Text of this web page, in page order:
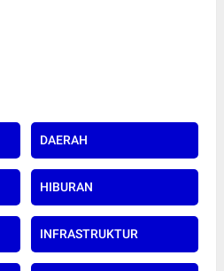
DAERAH
HIBURAN
INFRASTRUKTUR